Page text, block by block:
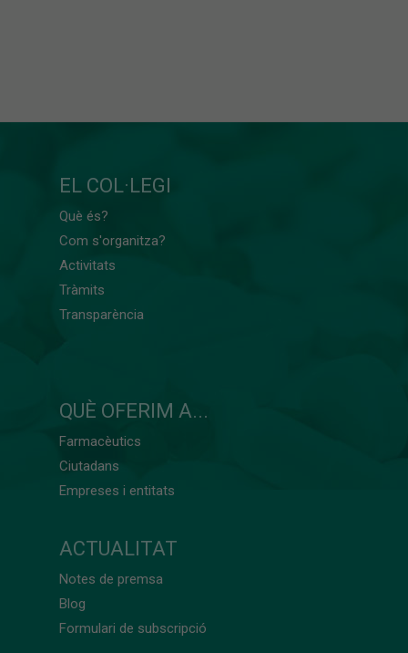
EL COL·LEGI
Què és?
Com s'organitza?
Activitats
Tràmits
Transparència
QUÈ OFERIM A...
Farmacèutics
Ciutadans
Empreses i entitats
ACTUALITAT
Notes de premsa
Blog
Formulari de subscripció